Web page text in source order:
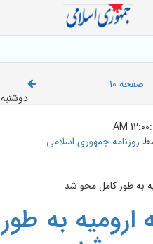
صفحه 10
دوشنبه 1404/06/17
روزنامه جمهوری اسلامی
اروميه به طور